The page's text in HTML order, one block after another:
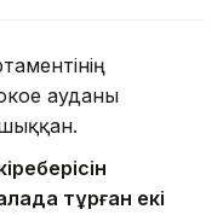
ауданы
тұрған екі